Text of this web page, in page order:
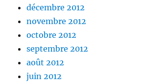
décembre 2012
novembre 2012
octobre 2012
septembre 2012
août 2012
juin 2012